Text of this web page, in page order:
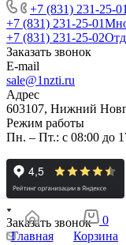
+7 (831) 231-25-01
+7 (831) 231-25-01
+7 (831) 231-25-02
Заказать звонок
E-mail
sale@1nzti.ru
Адрес
603107, Нижний
Режим работы
Пн. – Пт.: с 08:00 до
Заказать звонок
Главная
0
Корзина